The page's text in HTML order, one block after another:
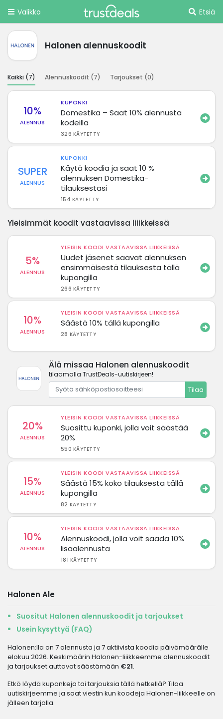
Valikko Etsiä
Halonen alennuskoodit
Kaikki (7) Alennuskoodit (7) Tarjoukset (0)
10%
ALENNUS
KUPONKI
Domestika – Saat 10% alennusta
kodeilla
326 KÄYTETTY
SUPER
ALENNUS
KUPONKI
Käytä koodia ja saat 10 %
alennuksen Domestika-
tilauksestasi
154 KÄYTETTY
Yleisimmät koodit vastaavissa liiikkeissä
5%
ALENNUS
YLEISIN KOODI VASTAAVISSA LIIKKEISSÄ
Uudet jäsenet saavat alennuksen
ensimmäisestä tilauksesta tällä
kupongilla
266 KÄYTETTY
10%
ALENNUS
YLEISIN KOODI VASTAAVISSA LIIKKEISSÄ
Säästä 10% tällä kupongilla
28 KÄYTETTY
Älä missaa Halonen alennuskoodit
tilaamalla TrustDeals-uutiskirjeen!
Tilaa
20%
ALENNUS
YLEISIN KOODI VASTAAVISSA LIIKKEISSÄ
Suosittu kuponki, jolla voit säästää
20%
550 KÄYTETTY
15%
ALENNUS
YLEISIN KOODI VASTAAVISSA LIIKKEISSÄ
Säästä 15% koko tilauksesta tällä
kupongilla
82 KÄYTETTY
10%
ALENNUS
YLEISIN KOODI VASTAAVISSA LIIKKEISSÄ
Alennuskoodi, jolla voit saada 10%
lisäalennusta
181 KÄYTETTY
Halonen Ale
Suositut Halonen alennuskoodit ja tarjoukset
Usein kysyttyä (FAQ)
Halonen:lla on 7 alennusta ja 7 aktiivista koodia päivämäärälle
elokuu 2026. Keskimäärin Halonen-liiikkeemme alennuskoodit
ja tarjoukset auttavat säästämään €21.
Etkö löydä kuponkeja tai tarjouksia tällä hetkellä? Tilaa
uutiskirjeemme ja saat viestin kun koodeja Halonen-liikkeelle on
jälleen tarjolla.